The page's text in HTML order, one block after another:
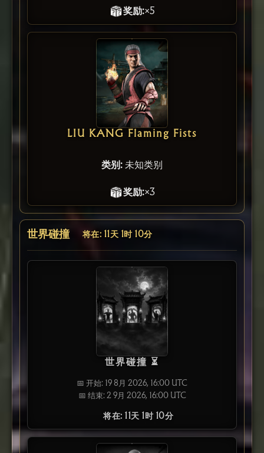
奖励:×5
LIU KANG Flaming Fists
类别: 未知类别
奖励:×3
世界碰撞 将在: 11天 1时 10分
世界碰撞 ⏳
📅 开始: 19 8月 2026, 16:00 UTC
📅 结束: 2 9月 2026, 16:00 UTC
将在: 11天 1时 10分